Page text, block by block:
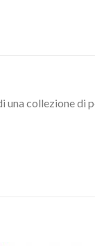
collezione